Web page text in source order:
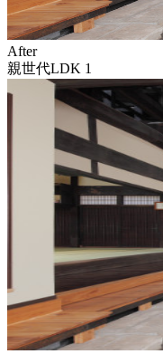
After
親世代LDK 1